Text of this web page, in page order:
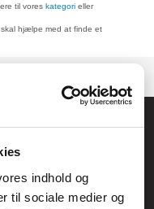
indhold og
til sociale medier og
til vores kategori eller
skal hjælpe med at finde et